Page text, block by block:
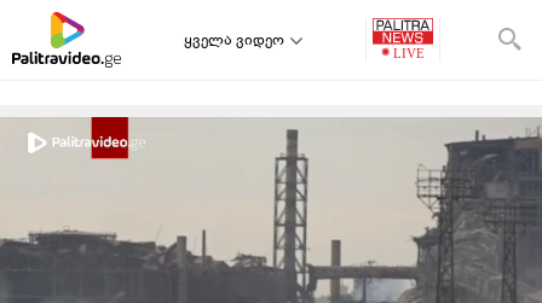
ყველა ვიდეო